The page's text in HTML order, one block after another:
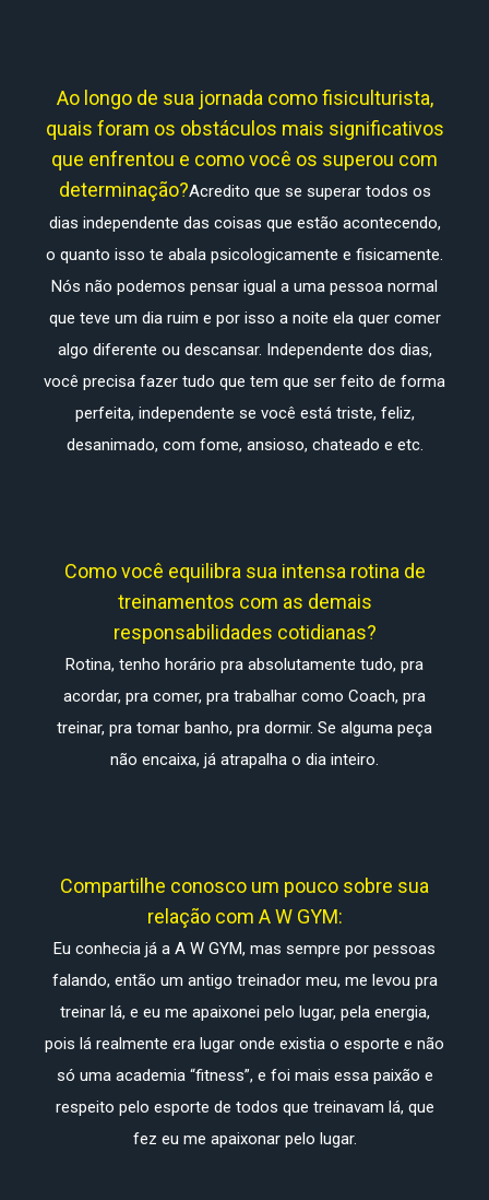
Ao longo de sua jornada como fisiculturista,
quais foram os obstáculos mais significativos
que enfrentou e como você os superou com
determinação?Acredito que se superar todos os
dias independente das coisas que estão acontecendo,
o quanto isso te abala psicologicamente e fisicamente.
Nós não podemos pensar igual a uma pessoa normal
que teve um dia ruim e por isso a noite ela quer comer
algo diferente ou descansar. Independente dos dias,
você precisa fazer tudo que tem que ser feito de forma
perfeita, independente se você está triste, feliz,
desanimado, com fome, ansioso, chateado e etc.
Como você equilibra sua intensa rotina de
treinamentos com as demais
responsabilidades cotidianas?
Rotina, tenho horário pra absolutamente tudo, pra
acordar, pra comer, pra trabalhar como Coach, pra
treinar, pra tomar banho, pra dormir. Se alguma peça
não encaixa, já atrapalha o dia inteiro.
Compartilhe conosco um pouco sobre sua
relação com A W GYM:
Eu conhecia já a A W GYM, mas sempre por pessoas
falando, então um antigo treinador meu, me levou pra
treinar lá, e eu me apaixonei pelo lugar, pela energia,
pois lá realmente era lugar onde existia o esporte e não
só uma academia “fitness”, e foi mais essa paixão e
respeito pelo esporte de todos que treinavam lá, que
fez eu me apaixonar pelo lugar.